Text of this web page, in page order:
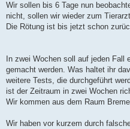
Wir sollen bis 6 Tage nun
nicht, sollen wir wieder zum
Die Rötung ist bis jetzt schon
In zwei Wochen soll auf jeden Fall
gemacht werden. Was haltet ihr
weitere Tests, die durchgeführt
ist der Zeitraum in zwei Wochen
Wir kommen aus dem Raum
Wir haben vor kurzem durch